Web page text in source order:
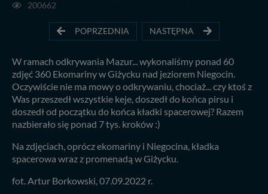
200662
POPRZEDNIA NASTĘPNA
W ramach odkrywania Mazur... wykonaliśmy ponad 60
zdjęć 360 Ekomariny w Giżycku nad jeziorem Niegocin.
Oczywiście nie ma mowy o odkrywaniu, chociaż... czy ktoś z
Was przeszedł wszystkie keje, doszedł do końca pirsu i
doszedł od początku do końca kładki spacerowej? Razem
nazbierało się ponad 7 tys. kroków :)
Na zdjęciach, oprócz ekomariny i Niegocina, kładka
spacerowa wraz z promenadą w Giżycku.
fot. Artur Borkowski, 07.09.2022 r.